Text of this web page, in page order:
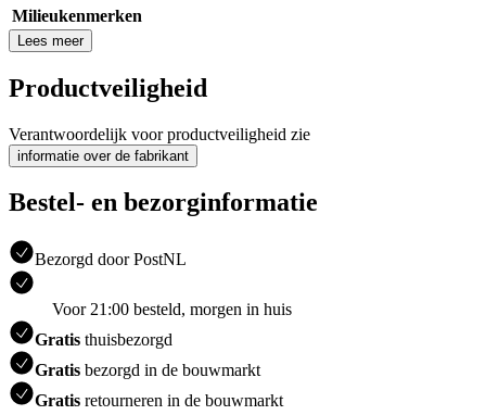
Milieukenmerken
Lees meer
Productveiligheid
Verantwoordelijk voor productveiligheid zie
informatie over de fabrikant
Bestel- en bezorginformatie
Bezorgd door PostNL
Voor 21:00 besteld, morgen in huis
Gratis thuisbezorgd
Gratis bezorgd in de bouwmarkt
Gratis retourneren in de bouwmarkt